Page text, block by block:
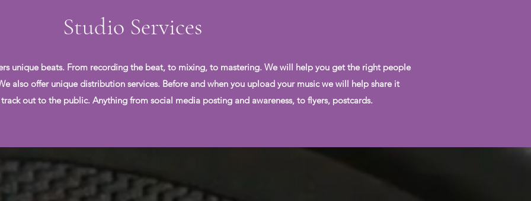
Studio Services
unique beats. From recording the beat, to mixing, to mastering. We will help you get the right people
also offer unique distribution services. Before and when you upload your music we will help share it
out to the public. Anything from social media posting and awareness, to flyers, postcards.